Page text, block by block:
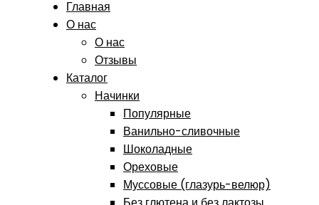
Главная
О нас
О нас
Отзывы
Каталог
Начинки
Популярные
Ванильно-сливочные
Шоколадные
Ореховые
Муссовые (глазурь-велюр)